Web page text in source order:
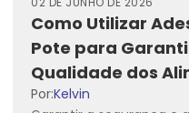
Como Utilizar
Pote para
Qualidade dos
Por:Kelvin